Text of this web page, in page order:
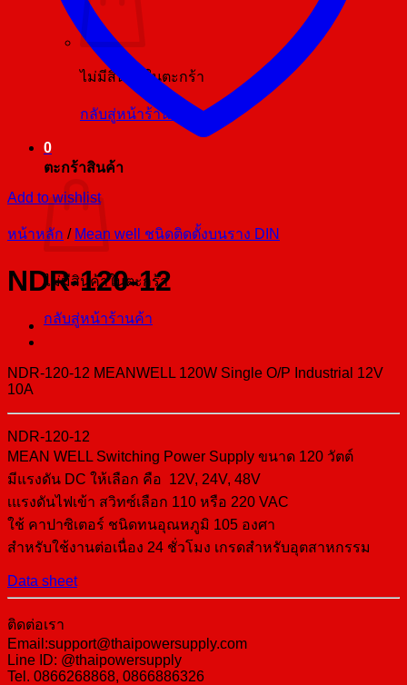
ไม่มีสินค้าในตะกร้า
กลับสู่หน้าร้านค้า
0
ตะกร้าสินค้า
ไม่มีสินค้าในตะกร้า
กลับสู่หน้าร้านค้า
Add to wishlist
หน้าหลัก / Mean well ชนิดติดตั้งบนราง DIN
NDR-120-12
NDR-120-12 MEANWELL 120W Single O/P Industrial 12V
10A
NDR-120-12
MEAN WELL Switching Power Supply ขนาด 120 วัตต์
มีแรงดัน DC ให้เลือก คือ 12V, 24V, 48V
เแรงดันไฟเข้า สวิทซ์เลือก 110 หรือ 220 VAC
ใช้ คาปาซิเตอร์ ชนิดทนอุณหภูมิ 105 องศา
สำหรับใช้งานต่อเนื่อง 24 ชั่วโมง เกรดสำหรับอุตสาหกรรม
Data sheet
ติดต่อเรา
Email:support@thaipowersupply.com
Line ID: @thaipowersupply
Tel. 0866268868, 0866886326